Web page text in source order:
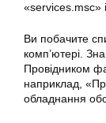
«services.msc»
Ви побачите
комп’ютері.
Провідником
наприклад,
обладнання